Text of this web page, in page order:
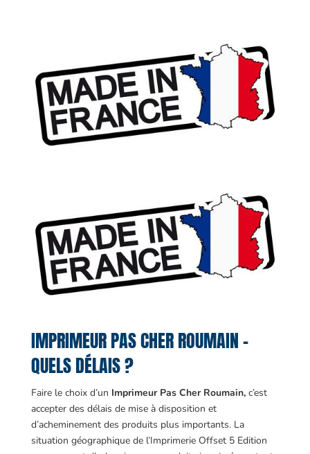
IMPRIMEUR PAS CHER ROUMAIN –
QUELS DÉLAIS ?
Faire le choix d’un Imprimeur Pas Cher Roumain,c’est
accepter des délais de mise à disposition et
d’acheminement des produits plus importants. La
situation géographique de l’Imprimerie Offset 5 Edition